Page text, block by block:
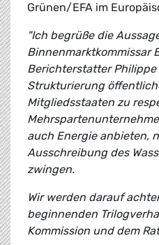
Grünen/EFA im
"Ich begrüße die
Binnenmarktkommissar
Berichterstatter
Strukturierung
Mitgliedsstaaten zu
auch Energie anbieten,
Ausschreibung des
zwingen.
Wir werden darauf
beginnenden
Kommission und dem